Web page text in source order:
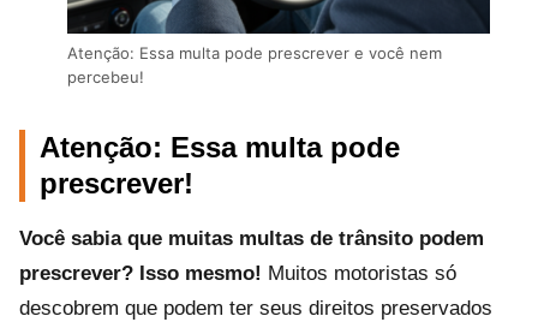
Atenção: Essa multa pode prescrever e você nem
percebeu!
Atenção: Essa multa pode
prescrever!
Você sabia que muitas multas de trânsito podem
prescrever? Isso mesmo! Muitos motoristas só
descobrem que podem ter seus direitos preservados